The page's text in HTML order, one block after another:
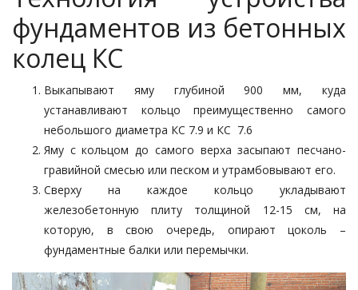
фундаментов из бетонных
колец КС
Выкапывают яму глубиной 900 мм, куда
устанавливают кольцо преимущественно самого
небольшого диаметра КС 7.9 и КС 7.6
Яму с кольцом до самого верха засыпают песчано-
гравийной смесью или песком и утрамбовывают его.
Сверху на каждое кольцо укладывают
железобетонную плиту толщиной 12-15 см, на
которую, в свою очередь, опирают цоколь –
фундаментные балки или перемычки.